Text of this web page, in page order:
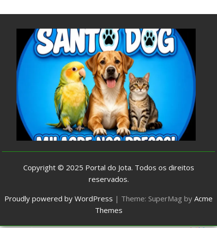
Copyright © 2025 Portal do Jota. Todos os direitos
reservados.
Proudly powered by WordPress | Theme: SuperMag by Acme
Themes